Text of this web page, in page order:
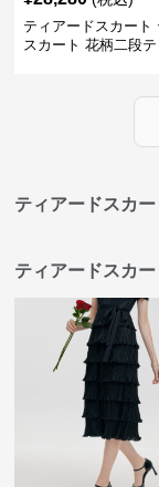
ティアードスカート
スカート 花柄二段
ティアードスカ
ティアードスカ